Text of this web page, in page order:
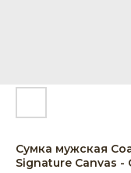
Сумка мужская
Signature Canvas